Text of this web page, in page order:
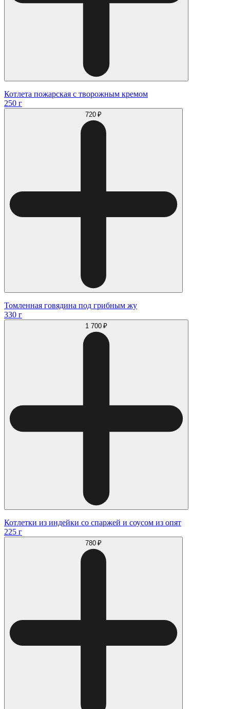
Котлета пожарская с творожным кремом
250 г
720 ₽
Томленная говядина под грибным жу
330 г
1 700 ₽
Котлетки из индейки со спаржей и соусом из опят
225 г
780 ₽